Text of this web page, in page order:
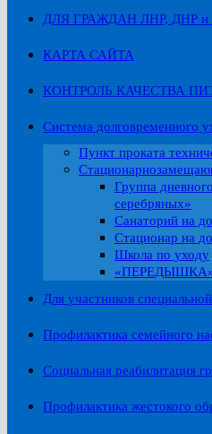
ДЛЯ ГРАЖДАН ЛНР, ДНР
КАРТА САЙТА
КОНТРОЛЬ КАЧЕСТВА
Система долговременного
Пункт проката
Группа
серебряных»
Санаторий на
Стационар на
Школа по уходу
Для участников
Профилактика семейного
Социальная реабилитация
Профилактика жестокого